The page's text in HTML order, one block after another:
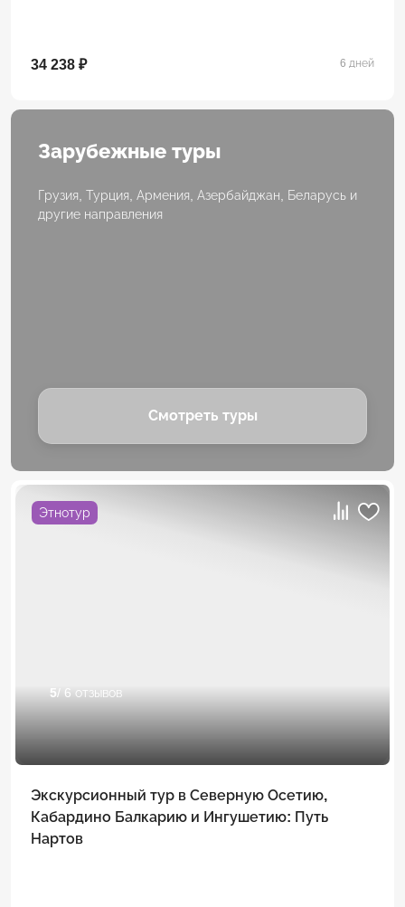
34 238 ₽ 6 дней
Зарубежные туры
Грузия, Турция, Армения, Азербайджан, Беларусь и
другие направления
Смотреть туры
Этнотур
5/ 6 отзывов
Экскурсионный тур в Северную Осетию,
Кабардино Балкарию и Ингушетию: Путь
Нартов